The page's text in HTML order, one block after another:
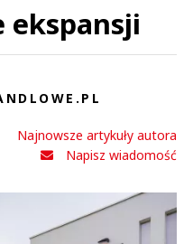
ekspansji
Najnowsze artykuły autora
Napisz wiadomość